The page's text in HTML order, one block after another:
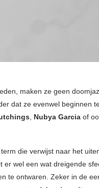
maken ze geen
dat ze evenwel beginnen
Nubya Garcia of
term die verwijst naar het
er wel een wat dreigende
te ontwaren. Zeker in de